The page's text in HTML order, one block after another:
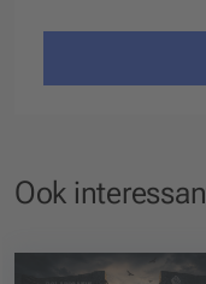
Ook